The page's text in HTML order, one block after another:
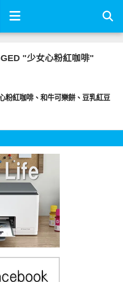
"少女心粉紅咖啡"
粉紅咖啡、和牛可樂餅、豆乳紅豆